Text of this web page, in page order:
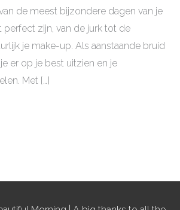
de meest bijzondere dagen van je
perfect zijn, van de jurk tot de
je make-up. Als aanstaande bruid
er op je best uitzien en je
Met […]